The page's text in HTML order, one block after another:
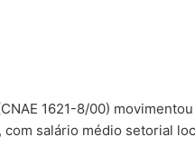
1621-8/00) movimentou
, com salário médio setorial